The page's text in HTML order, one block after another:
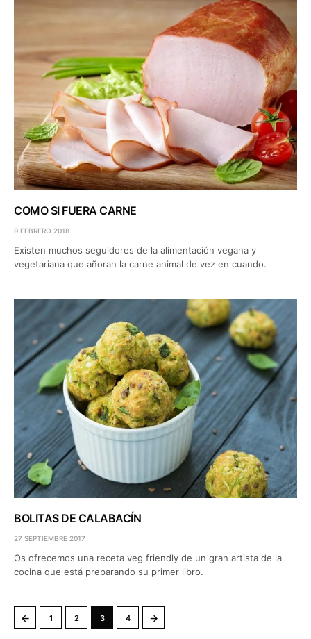
COMO SI FUERA CARNE
9 FEBRERO 2018
Existen muchos seguidores de la alimentación vegana y
vegetariana que añoran la carne animal de vez en cuando.
BOLITAS DE CALABACÍN
27 SEPTIEMBRE 2017
Os ofrecemos una receta veg friendly de un gran artista de la
cocina que está preparando su primer libro.
← 1 2 3 4 →